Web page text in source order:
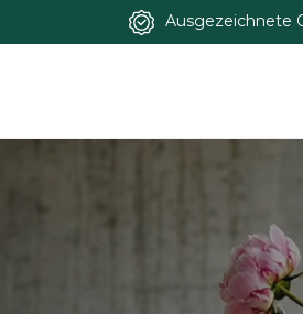
Ausgezeichnete